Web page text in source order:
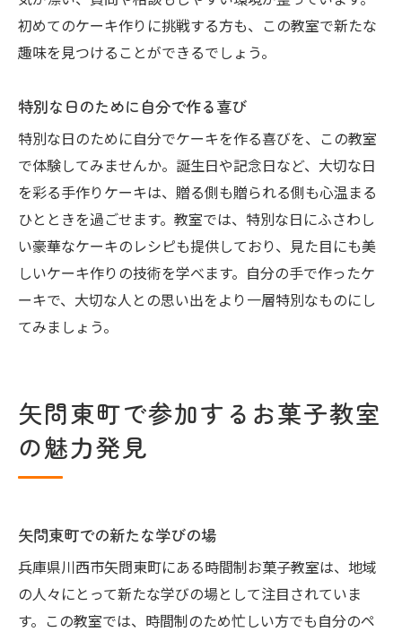
初めてのケーキ作りに挑戦する方も、この教室で新たな
趣味を見つけることができるでしょう。
特別な日のために自分で作る喜び
特別な日のために自分でケーキを作る喜びを、この教室
で体験してみませんか。誕生日や記念日など、大切な日
を彩る手作りケーキは、贈る側も贈られる側も心温まる
ひとときを過ごせます。教室では、特別な日にふさわし
い豪華なケーキのレシピも提供しており、見た目にも美
しいケーキ作りの技術を学べます。自分の手で作ったケ
ーキで、大切な人との思い出をより一層特別なものにし
てみましょう。
矢問東町で参加するお菓子教室
の魅力発見
矢問東町での新たな学びの場
兵庫県川西市矢問東町にある時間制お菓子教室は、地域
の人々にとって新たな学びの場として注目されていま
す。この教室では、時間制のため忙しい方でも自分のペ